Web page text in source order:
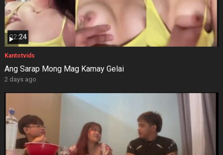
Kantotvids
Ang Sarap Mong Mag Kamay Gelai
2 days ago